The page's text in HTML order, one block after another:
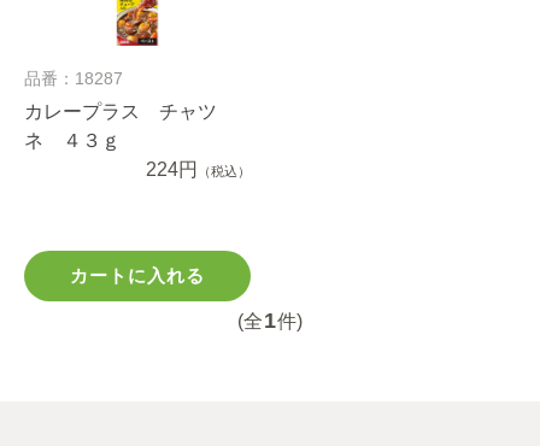
品番：18287
カレープラス チャツ
ネ ４３ｇ
224円
（税込）
カートに入れる
(全1件)